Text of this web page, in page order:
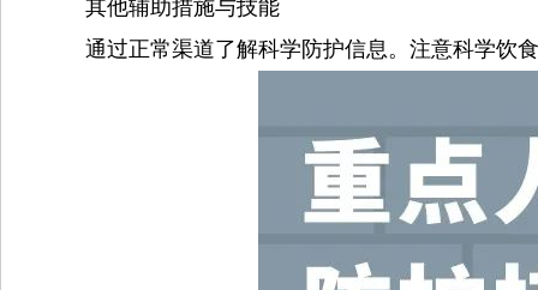
其他辅助措施与技能
通过正常渠道了解科学防护信息。注意科学饮